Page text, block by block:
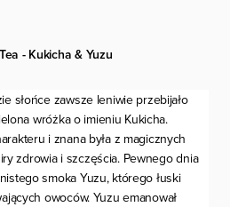
- Kukicha & Yuzu
słońce zawsze leniwie przebijało
wróżka o imieniu Kukicha.
i znana była z magicznych
zdrowia i szczęścia. Pewnego dnia
smoka Yuzu, którego łuski
owoców. Yuzu emanował